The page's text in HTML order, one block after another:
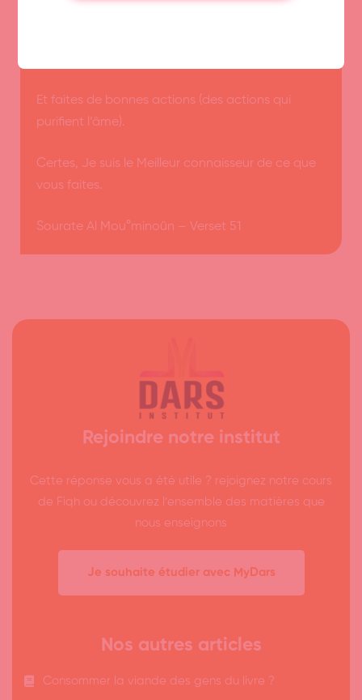
Et faites de bonnes actions (des actions qui
purifient l’âme).
Certes, Je suis le Meilleur connaisseur de ce que
vous faites.
Sourate Al Mou°minoûn – Verset 51
Rejoindre notre institut
Cette réponse vous a été utile ? rejoignez notre cours
de Fiqh ou découvrez l’ensemble des matières que
nous enseignons
Je souhaite étudier avec MyDars
Nos autres articles
Consommer la viande des gens du livre ?